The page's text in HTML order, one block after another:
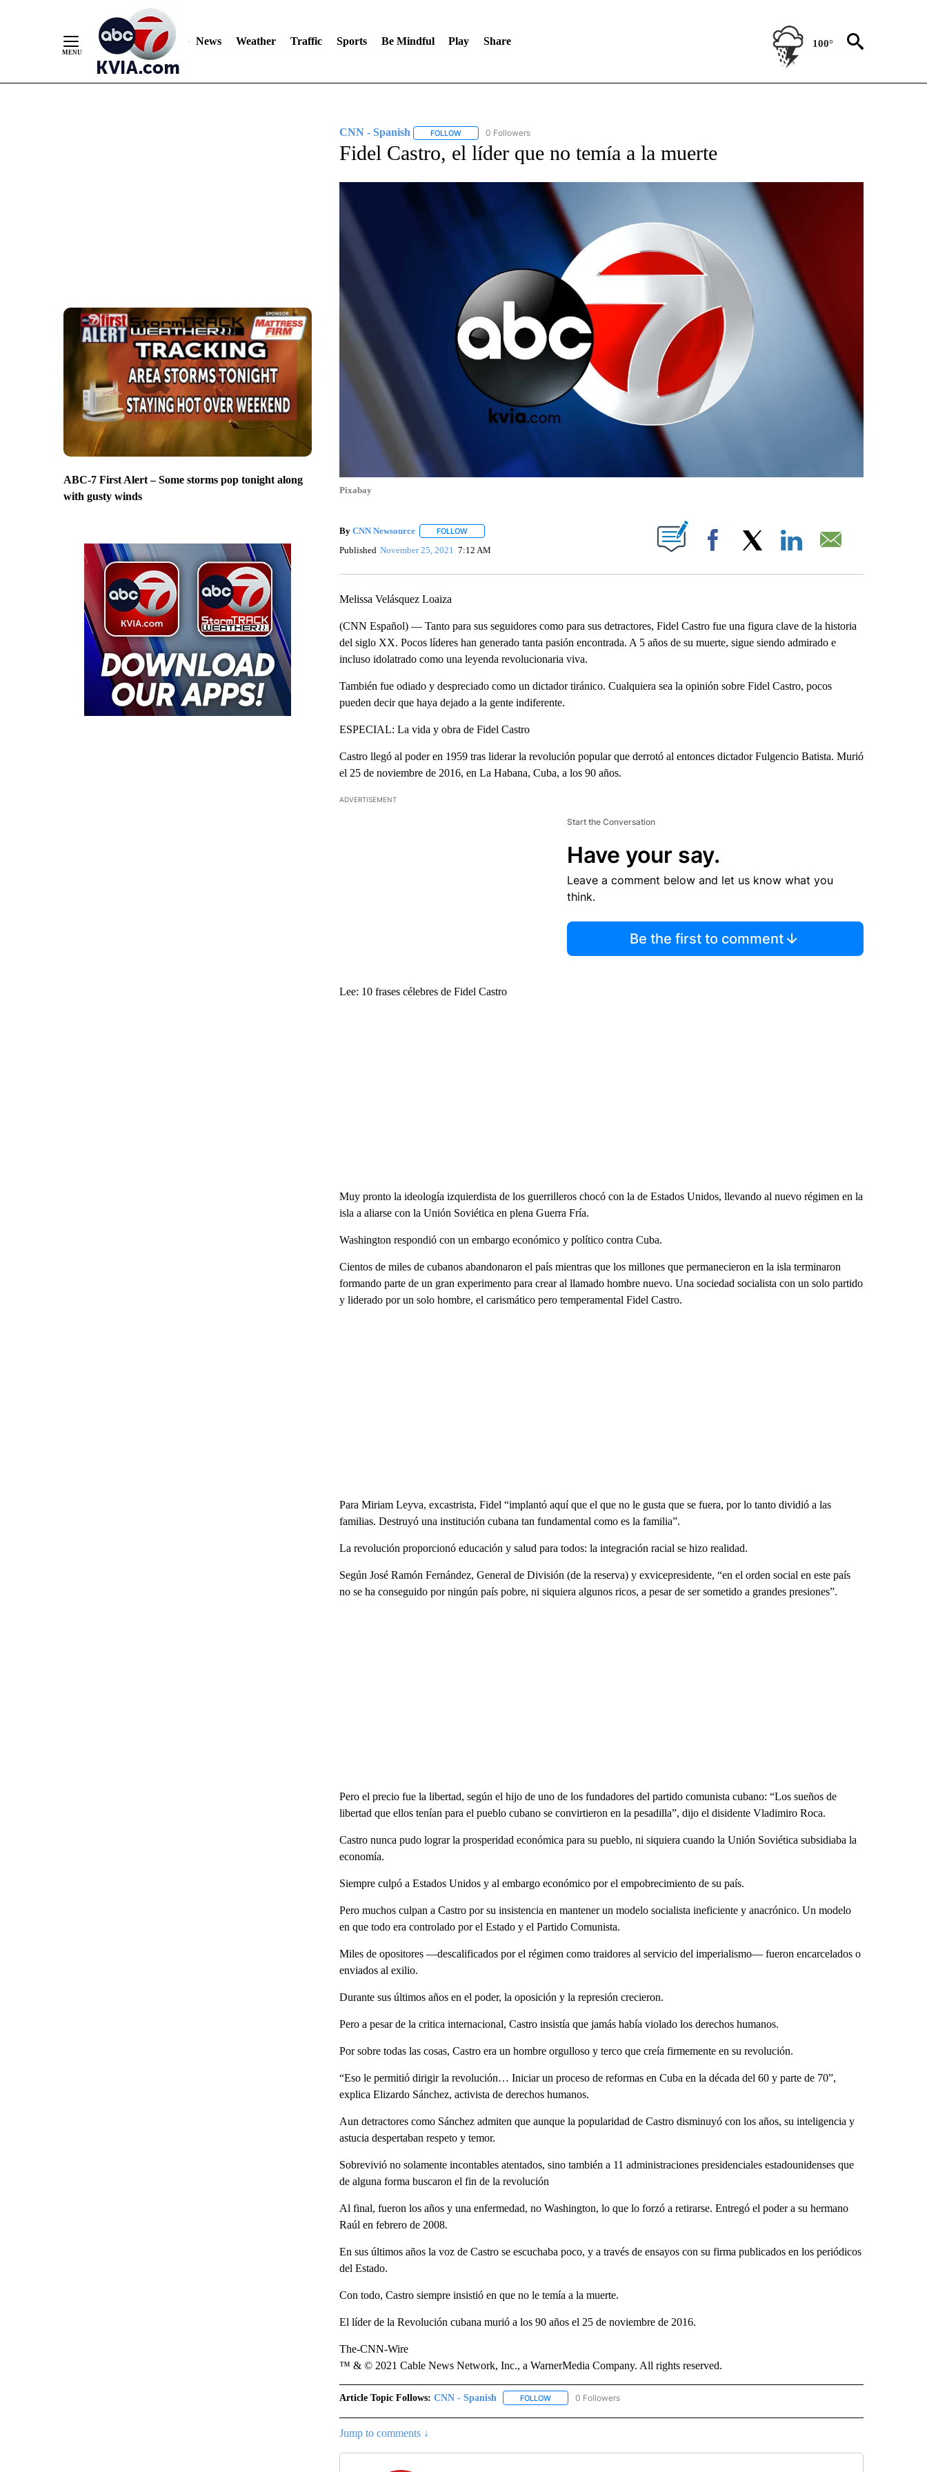
News Weather Traffic Sports Be Mindful Play Share 100°
ABC-7 First Alert – Some storms pop tonight along
with gusty winds
CNN - Spanish FOLLOWFOLLOW "CNN - SPANISH" TO RECEIVE NOTIFICATIONS ABOUT NEW PAGES ON "CNN - SPANISH".
0 Followers
Fidel Castro, el líder que no temía a la muerte
Pixabay
By CNN Newsource FOLLOWFOLLOW "" TO RECEIVE NOTIFICATIONS ABOUT NEW PAGES ON "".
Published November 25, 2021 7:12 AM Facebook
Melissa Velásquez Loaiza
(CNN Español) — Tanto para sus seguidores como para sus detractores, Fidel Castro fue una figura clave de la historia
del siglo XX. Pocos líderes han generado tanta pasión encontrada. A 5 años de su muerte, sigue siendo admirado e
incluso idolatrado como una leyenda revolucionaria viva.
También fue odiado y despreciado como un dictador tiránico. Cualquiera sea la opinión sobre Fidel Castro, pocos
pueden decir que haya dejado a la gente indiferente.
ESPECIAL: La vida y obra de Fidel Castro
Castro llegó al poder en 1959 tras liderar la revolución popular que derrotó al entonces dictador Fulgencio Batista. Murió
el 25 de noviembre de 2016, en La Habana, Cuba, a los 90 años.
ADVERTISEMENT
Start the Conversation
Have your say.
Leave a comment below and let us know what you
think.
Be the first to comment
Lee: 10 frases célebres de Fidel Castro
Muy pronto la ideología izquierdista de los guerrilleros chocó con la de Estados Unidos, llevando al nuevo régimen en la
isla a aliarse con la Unión Soviética en plena Guerra Fría.
Washington respondió con un embargo económico y político contra Cuba.
Cientos de miles de cubanos abandonaron el país mientras que los millones que permanecieron en la isla terminaron
formando parte de un gran experimento para crear al llamado hombre nuevo. Una sociedad socialista con un solo partido
y liderado por un solo hombre, el carismático pero temperamental Fidel Castro.
Para Miriam Leyva, excastrista, Fidel “implantó aquí que el que no le gusta que se fuera, por lo tanto dividió a las
familias. Destruyó una institución cubana tan fundamental como es la familia”.
La revolución proporcionó educación y salud para todos: la integración racial se hizo realidad.
Según José Ramón Fernández, General de División (de la reserva) y exvicepresidente, “en el orden social en este país
no se ha conseguido por ningún país pobre, ni siquiera algunos ricos, a pesar de ser sometido a grandes presiones”.
Pero el precio fue la libertad, según el hijo de uno de los fundadores del partido comunista cubano: “Los sueños de
libertad que ellos tenían para el pueblo cubano se convirtieron en la pesadilla”, dijo el disidente Vladimiro Roca.
Castro nunca pudo lograr la prosperidad económica para su pueblo, ni siquiera cuando la Unión Soviética subsidiaba la
economía.
Siempre culpó a Estados Unidos y al embargo económico por el empobrecimiento de su país.
Pero muchos culpan a Castro por su insistencia en mantener un modelo socialista ineficiente y anacrónico. Un modelo
en que todo era controlado por el Estado y el Partido Comunista.
Miles de opositores —descalificados por el régimen como traidores al servicio del imperialismo— fueron encarcelados o
enviados al exilio.
Durante sus últimos años en el poder, la oposición y la represión crecieron.
Pero a pesar de la critica internacional, Castro insistía que jamás había violado los derechos humanos.
Por sobre todas las cosas, Castro era un hombre orgulloso y terco que creía firmemente en su revolución.
“Eso le permitió dirigir la revolución… Iniciar un proceso de reformas en Cuba en la década del 60 y parte de 70”,
explica Elizardo Sánchez, activista de derechos humanos.
Aun detractores como Sánchez admiten que aunque la popularidad de Castro disminuyó con los años, su inteligencia y
astucia despertaban respeto y temor.
Sobrevivió no solamente incontables atentados, sino también a 11 administraciones presidenciales estadounidenses que
de alguna forma buscaron el fin de la revolución
Al final, fueron los años y una enfermedad, no Washington, lo que lo forzó a retirarse. Entregó el poder a su hermano
Raúl en febrero de 2008.
En sus últimos años la voz de Castro se escuchaba poco, y a través de ensayos con su firma publicados en los periódicos
del Estado.
Con todo, Castro siempre insistió en que no le temía a la muerte.
El líder de la Revolución cubana murió a los 90 años el 25 de noviembre de 2016.
The-CNN-Wire
™ & © 2021 Cable News Network, Inc., a WarnerMedia Company. All rights reserved.
Article Topic Follows: CNN - Spanish FOLLOWFOLLOW "CNN - SPANISH" TO RECEIVE NOTIFICATIONS ABOUT NEW PAGES ON "CNN - SPANISH".
0 Followers
Jump to comments ↓